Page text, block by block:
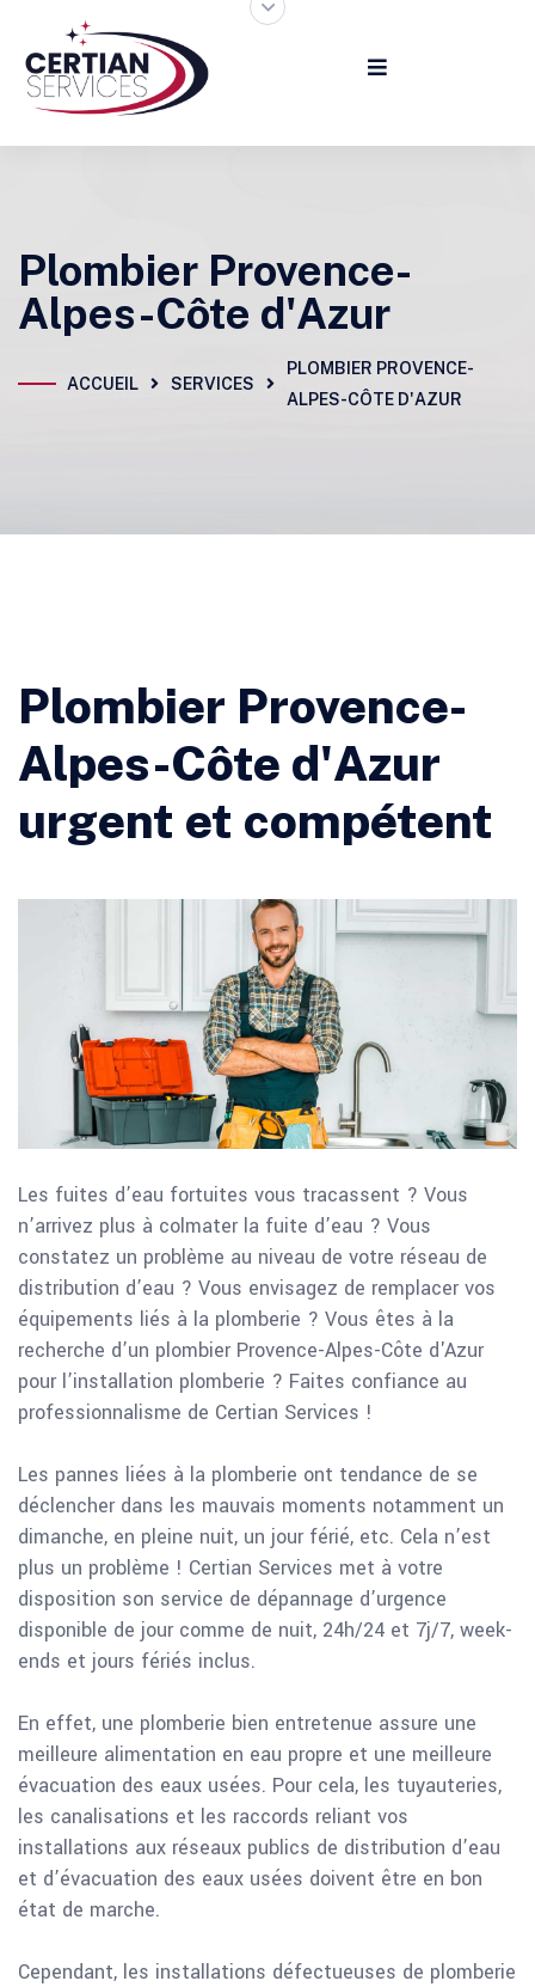
Plombier Provence-
Alpes-Côte d'Azur
ACCUEIL SERVICES
PLOMBIER PROVENCE-
ALPES-CÔTE D'AZUR
Plombier Provence-
Alpes-Côte d'Azur
urgent et compétent
Les fuites d’eau fortuites vous tracassent ? Vous
n’arrivez plus à colmater la fuite d’eau ? Vous
constatez un problème au niveau de votre réseau de
distribution d’eau ? Vous envisagez de remplacer vos
équipements liés à la plomberie ? Vous êtes à la
recherche d’un plombier Provence-Alpes-Côte d'Azur
pour l’installation plomberie ? Faites confiance au
professionnalisme de Certian Services !
Les pannes liées à la plomberie ont tendance de se
déclencher dans les mauvais moments notamment un
dimanche, en pleine nuit, un jour férié, etc. Cela n’est
plus un problème ! Certian Services met à votre
disposition son service de dépannage d’urgence
disponible de jour comme de nuit, 24h/24 et 7j/7, week-
ends et jours fériés inclus.
En effet, une plomberie bien entretenue assure une
meilleure alimentation en eau propre et une meilleure
évacuation des eaux usées. Pour cela, les tuyauteries,
les canalisations et les raccords reliant vos
installations aux réseaux publics de distribution d’eau
et d’évacuation des eaux usées doivent être en bon
état de marche.
Cependant, les installations défectueuses de plomberie